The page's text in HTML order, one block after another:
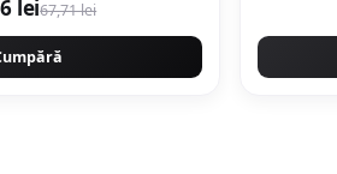
lei67,71 lei